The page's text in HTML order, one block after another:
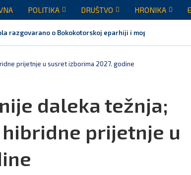
POLITIKA DRUŠTVO HRONIKA
razgovarano o Bokokotorskoj eparhiji i mogućem
prijetnje u susret izborima 2027. godine
daleka težnja;
hibridne prijetnje u